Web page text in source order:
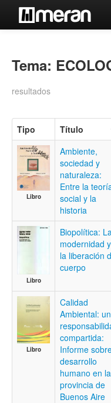
Búsqueda Avanzada
Contacto
Iniciar sesión
Tema:
resultados
Tipo Título
Libro
Ambiente,
sociedad y
naturaleza:
Entre la
social y la
historia
Libro
Biopolítica:
modernidad y
la liberación
cuerpo
Libro
Calidad
Ambiental:
compartida:
Informe
desarrollo
humano en la
provincia de
Buenos Aire